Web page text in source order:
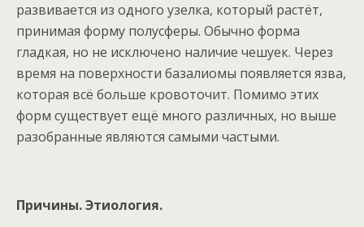
развивается из одного узелка, который растёт,
принимая форму полусферы. Обычно форма
гладкая, но не исключено наличие чешуек. Через
время на поверхности базалиомы появляется язва,
которая всё больше кровоточит. Помимо этих
форм существует ещё много различных, но выше
разобранные являются самыми частыми.
Причины. Этиология.